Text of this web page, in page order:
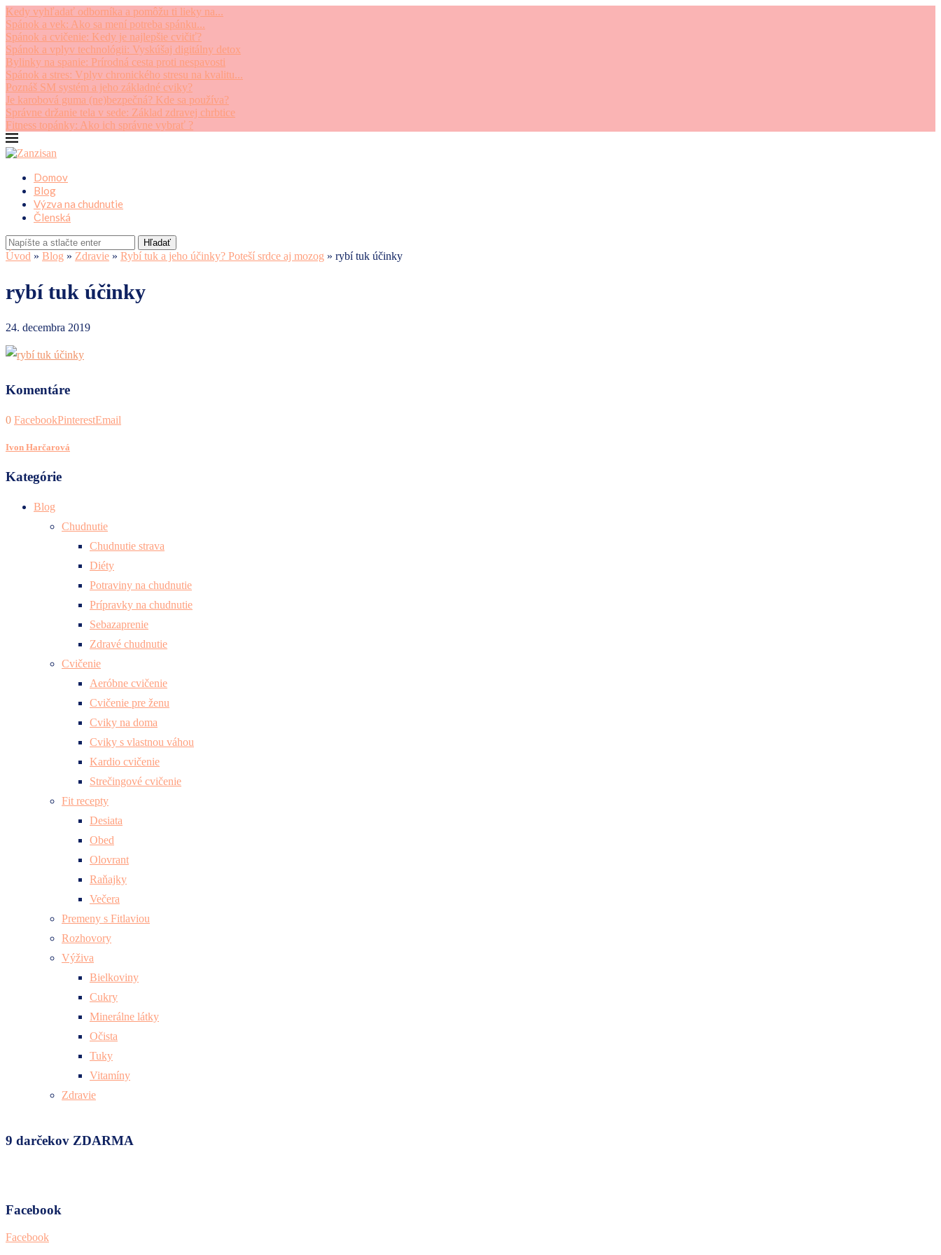
Kedy vyhľadať odborníka a pomôžu ti lieky na...
Spánok a vek: Ako sa mení potreba spánku...
Spánok a cvičenie: Kedy je najlepšie cvičiť?
Spánok a vplyv technológii: Vyskúšaj digitálny detox
Bylinky na spanie: Prírodná cesta proti nespavosti
Spánok a stres: Vplyv chronického stresu na kvalitu...
Poznáš SM systém a jeho základné cviky?
Je karobová guma (ne)bezpečná? Kde sa používa?
Správne držanie tela v sede: Základ zdravej chrbtice
Fitness topánky: Ako ich správne vybrať ?
Domov
Blog
Výzva na chudnutie
Členská
Hľadať
Úvod » Blog » Zdravie » Rybí tuk a jeho účinky? Poteší srdce aj mozog » rybí tuk účinky
rybí tuk účinky
24. decembra 2019
Komentáre
0 FacebookPinterestEmail
Ivon Harčarová
Kategórie
Blog
Chudnutie
Chudnutie strava
Diéty
Potraviny na chudnutie
Prípravky na chudnutie
Sebazaprenie
Zdravé chudnutie
Cvičenie
Aeróbne cvičenie
Cvičenie pre ženu
Cviky na doma
Cviky s vlastnou váhou
Kardio cvičenie
Strečingové cvičenie
Fit recepty
Desiata
Obed
Olovrant
Raňajky
Večera
Premeny s Fitlaviou
Rozhovory
Výživa
Bielkoviny
Cukry
Minerálne látky
Očista
Tuky
Vitamíny
Zdravie
9 darčekov ZDARMA
Facebook
Facebook